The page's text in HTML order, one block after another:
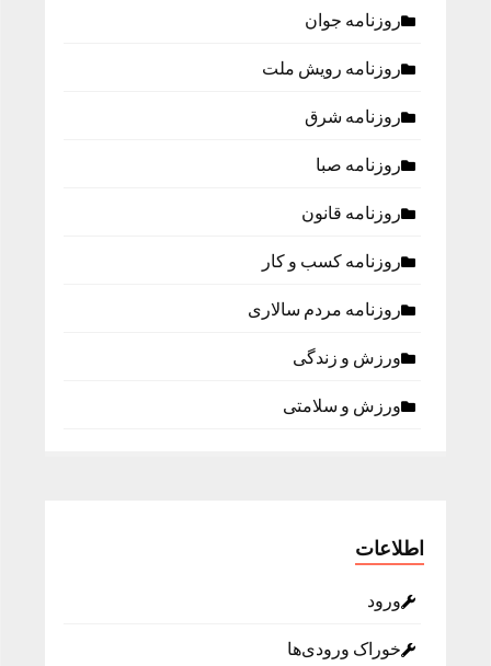
روزنامه جوان
روزنامه رویش ملت
روزنامه شرق
روزنامه صبا
روزنامه قانون
روزنامه كسب و كار
روزنامه مردم سالاری
ورزش و زندگی
ورزش و سلامتی
اطلاعات
ورود
خوراک ورودی‌ها